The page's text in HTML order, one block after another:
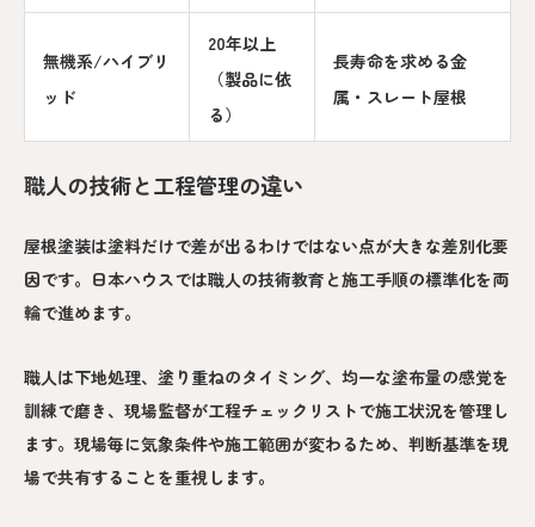
無機系/ハイブリ
ッド
20年以上
（製品に依
る）
長寿命を求める金
属・スレート屋根
職人の技術と工程管理の違い
屋根塗装は塗料だけで差が出るわけではない点が大きな差別化要
因です。日本ハウスでは職人の技術教育と施工手順の標準化を両
輪で進めます。
職人は下地処理、塗り重ねのタイミング、均一な塗布量の感覚を
訓練で磨き、現場監督が工程チェックリストで施工状況を管理し
ます。現場毎に気象条件や施工範囲が変わるため、判断基準を現
場で共有することを重視します。